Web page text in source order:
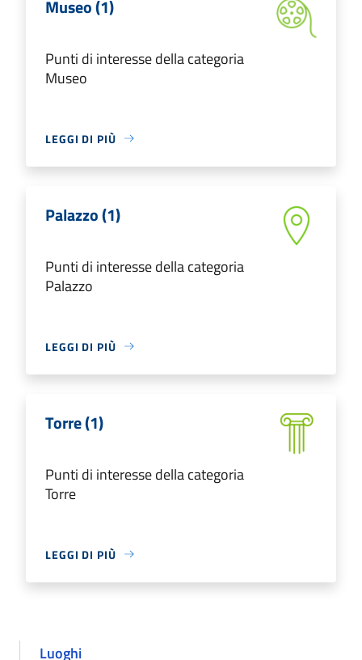
Museo (1)
Punti di interesse della categoria
Museo
LEGGI DI PIÙ
Palazzo (1)
Punti di interesse della categoria
Palazzo
LEGGI DI PIÙ
Torre (1)
Punti di interesse della categoria
Torre
LEGGI DI PIÙ
Luoghi